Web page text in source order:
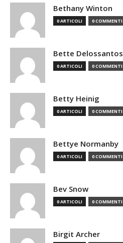
Bethany Winton
0 ARTICOLI 0 COMMENTI
Bette Delossantos
0 ARTICOLI 0 COMMENTI
Betty Heinig
0 ARTICOLI 0 COMMENTI
Bettye Normanby
0 ARTICOLI 0 COMMENTI
Bev Snow
0 ARTICOLI 0 COMMENTI
Birgit Archer